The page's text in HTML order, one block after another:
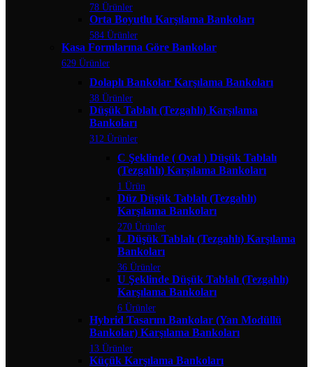
78 Ürünler
Orta Boyutlu Karşılama Bankoları
584 Ürünler
Kasa Formlarına Göre Bankolar
629 Ürünler
Dolaplı Bankolar Karşılama Bankoları
38 Ürünler
Düşük Tablalı (Tezgahlı) Karşılama
Bankoları
312 Ürünler
C Şeklinde ( Oval ) Düşük Tablalı
(Tezgahlı) Karşılama Bankoları
1 Ürün
Düz Düşük Tablalı (Tezgahlı)
Karşılama Bankoları
270 Ürünler
L Düşük Tablalı (Tezgahlı) Karşılama
Bankoları
36 Ürünler
U Şeklinde Düşük Tablalı (Tezgahlı)
Karşılama Bankoları
6 Ürünler
Hybrid Tasarım Bankolar (Yan Modüllü
Bankolar) Karşılama Bankoları
13 Ürünler
Küçük Karşılama Bankoları